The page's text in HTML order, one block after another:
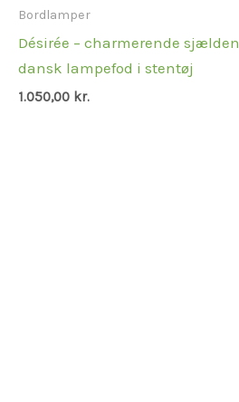
Bordlamper
Désirée – charmerende sjælden
dansk lampefod i stentøj
1.050,00 kr.